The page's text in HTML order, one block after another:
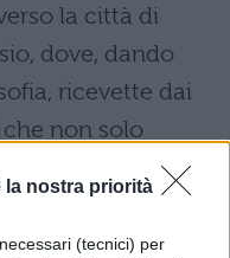
la nostra priorità
(tecnici) per
la città di
dove, dando
ricevette dai
non solo
si ornò), ma
che erano (lett.
e tutto ciò che